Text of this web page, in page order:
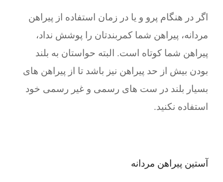
اگر در هنگام پرو و یا در زمان استفاده از پیراهن
مردانه، پیراهن شما کمربندتان را پوشش نداد،
پیراهن شما کوتاه است. البته حواستان به بلند
بودن بیش از حد پیراهن نیز باشد تا از پیراهن های
بسیار بلند در ست های رسمی و غیر رسمی خود
استفاده نکنید.
آستین پیراهن مردانه